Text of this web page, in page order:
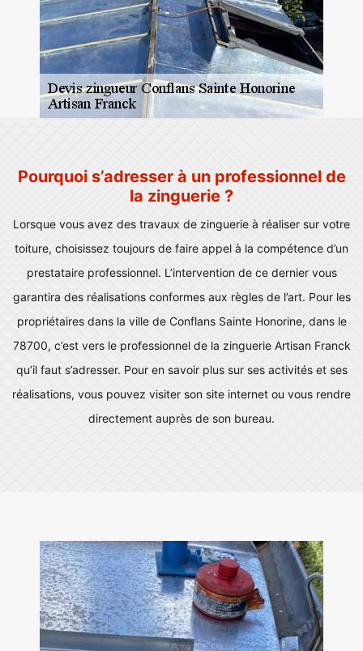
Pourquoi s’adresser à un professionnel de
la zinguerie ?
Lorsque vous avez des travaux de zinguerie à réaliser sur votre
toiture, choisissez toujours de faire appel à la compétence d’un
prestataire professionnel. L’intervention de ce dernier vous
garantira des réalisations conformes aux règles de l’art. Pour les
propriétaires dans la ville de Conflans Sainte Honorine, dans le
78700, c’est vers le professionnel de la zinguerie Artisan Franck
qu’il faut s’adresser. Pour en savoir plus sur ses activités et ses
réalisations, vous pouvez visiter son site internet ou vous rendre
directement auprès de son bureau.